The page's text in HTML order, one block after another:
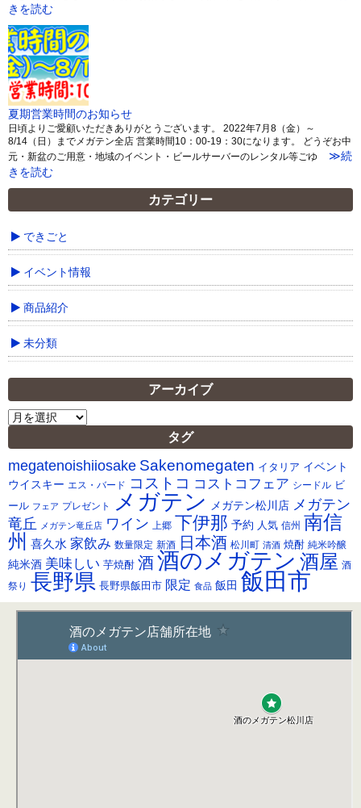
きを読む
夏期営業時間のお知らせ
日頃よりご愛顧いただきありがとうございます。 2022年7月8（金）～
8/14（日）までメガテン全店 営業時間10：00-19：30になります。 どうぞお中
元・新盆のご用意・地域のイベント・ビールサーバーのレンタル等ごゆ
≫続
きを読む
カテゴリー
できごと
イベント情報
商品紹介
未分類
アーカイブ
ア
カ
イ
ブ
タグ
megatenoishiiosake Sakenomegaten イタリア イベント
ウイスキー エス・バード コストコ コストコフェア シードル ビ
ール フェア プレゼント メガテン メガテン松川店 メガテン
竜丘
メガテン竜丘店 ワイン 上郷 下伊那 予約 人気 信州 南信
州 喜久水 家飲み 数量限定 新酒 日本酒 松川町 清酒 焼酎 純米吟醸
純米酒 美味しい 芋焼酎 酒酒のメガテン 酒屋 酒
祭り 長野県 長野県飯田市 限定 食品 飯田 飯田市